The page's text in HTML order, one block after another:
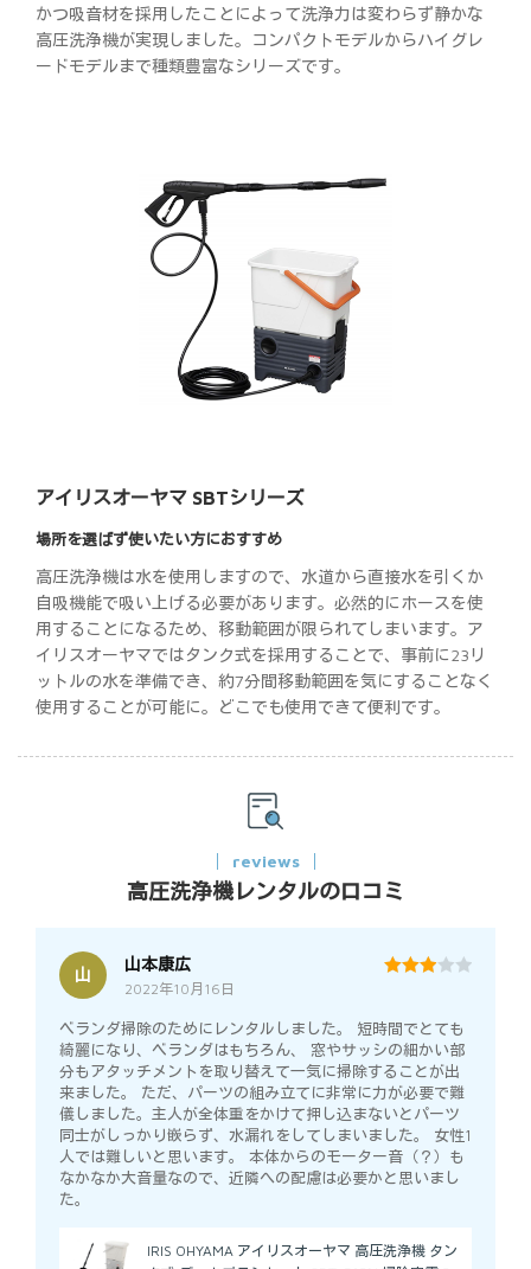
かつ吸音材を採用したことによって洗浄力は変わらず静かな
高圧洗浄機が実現しました。コンパクトモデルからハイグレ
ードモデルまで種類豊富なシリーズです。
アイリスオーヤマ SBTシリーズ
場所を選ばず使いたい方におすすめ
高圧洗浄機は水を使用しますので、水道から直接水を引くか
自吸機能で吸い上げる必要があります。必然的にホースを使
用することになるため、移動範囲が限られてしまいます。ア
イリスオーヤマではタンク式を採用することで、事前に23リ
ットルの水を準備でき、約7分間移動範囲を気にすることなく
使用することが可能に。どこでも使用できて便利です。
reviews
高圧洗浄機レンタルの口コミ
山
山本康広
2022年10月16日
ベランダ掃除のためにレンタルしました。 短時間でとても
綺麗になり、ベランダはもちろん、 窓やサッシの細かい部
分もアタッチメントを取り替えて一気に掃除することが出
来ました。 ただ、パーツの組み立てに非常に力が必要で難
儀しました。主人が全体重をかけて押し込まないとパーツ
同士がしっかり嵌らず、水漏れをしてしまいました。 女性1
人では難しいと思います。 本体からのモーター音（？）も
なかなか大音量なので、近隣への配慮は必要かと思いまし
た。
IRIS OHYAMA アイリスオーヤマ 高圧洗浄機 タン